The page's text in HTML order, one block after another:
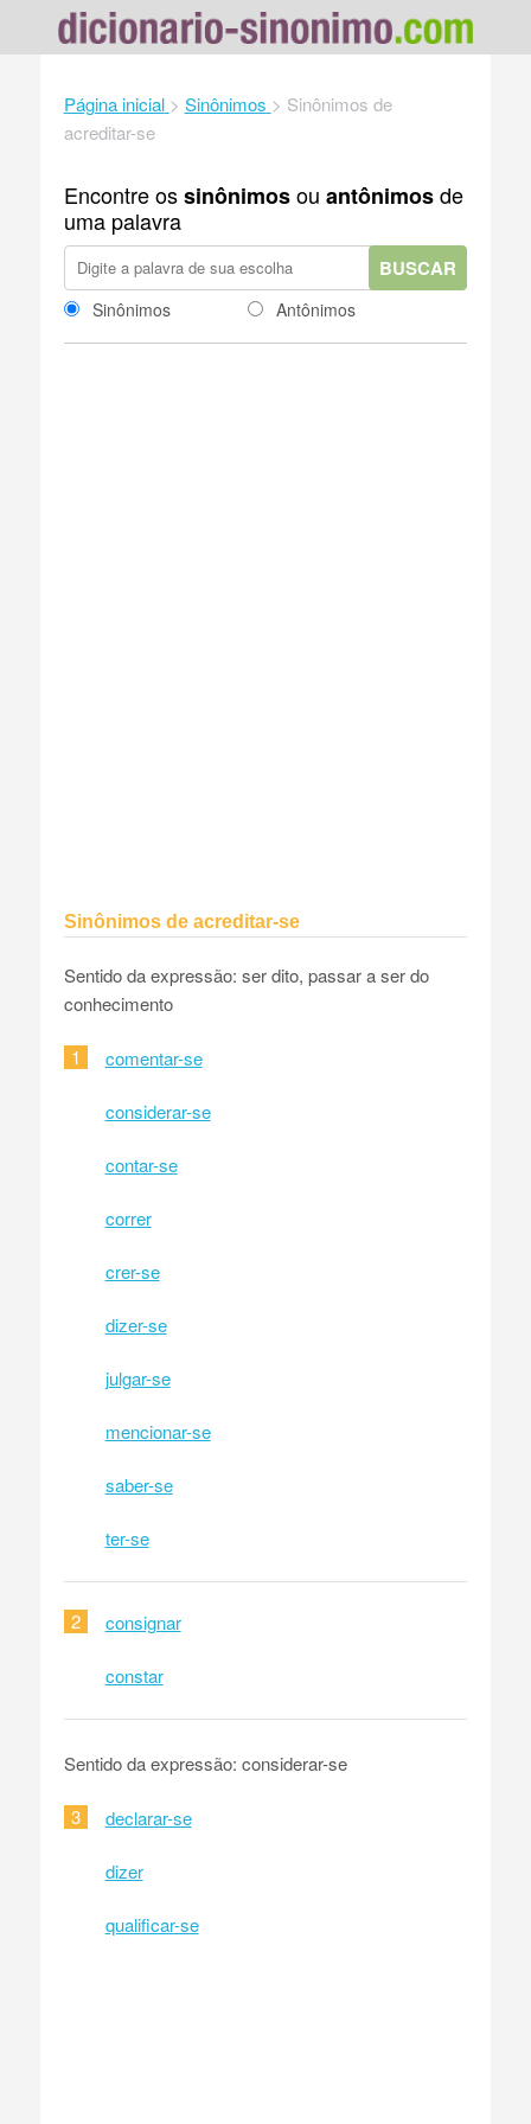
Página inicial > Sinônimos > Sinônimos de
acreditar-se
Encontre ossinônimosou antônimosde
uma palavra
BUSCAR
Sinônimos Antônimos
Sinônimos de acreditar-se
Sentido da expressão: ser dito, passar a ser do
conhecimento
1 comentar-se
considerar-se
contar-se
correr
crer-se
dizer-se
julgar-se
mencionar-se
saber-se
ter-se
2 consignar
constar
Sentido da expressão: considerar-se
3 declarar-se
dizer
qualificar-se